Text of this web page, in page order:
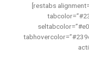
[restabs